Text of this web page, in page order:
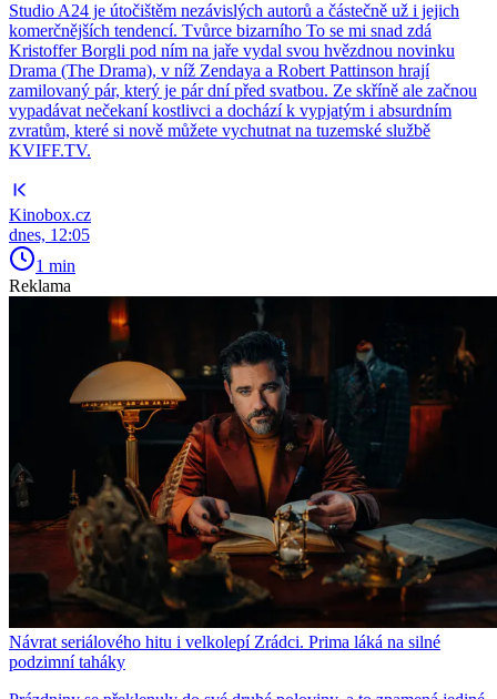
Studio A24 je útočištěm nezávislých autorů a částečně už i jejich
komerčnějších tendencí. Tvůrce bizarního To se mi snad zdá
Kristoffer Borgli pod ním na jaře vydal svou hvězdnou novinku
Drama (The Drama), v níž Zendaya a Robert Pattinson hrají
zamilovaný pár, který je pár dní před svatbou. Ze skříně ale začnou
vypadávat nečekaní kostlivci a dochází k vypjatým i absurdním
zvratům, které si nově můžete vychutnat na tuzemské službě
KVIFF.TV.
Kinobox.cz
dnes, 12:05
1 min
Reklama
Návrat seriálového hitu i velkolepí Zrádci. Prima láká na silné
podzimní taháky